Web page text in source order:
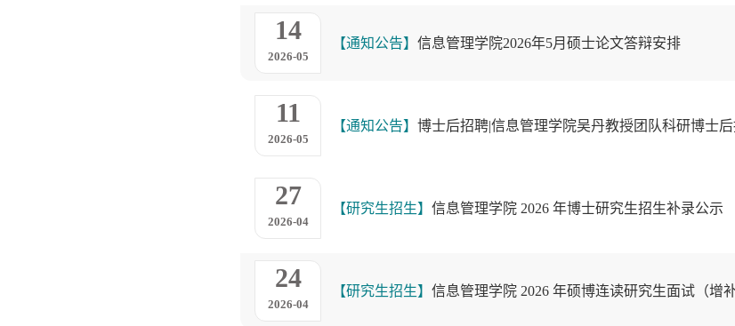
14
2026-05
【通知公告】信息管理学院2026年5月硕士论文答辩安排
11
2026-05
【通知公告】博士后招聘|信息管理学院吴丹教授团队科研博士
27
2026-04
【研究生招生】信息管理学院 2026 年博士研究生招生补录公示
24
2026-04
【研究生招生】信息管理学院 2026 年硕博连读研究生面试（增